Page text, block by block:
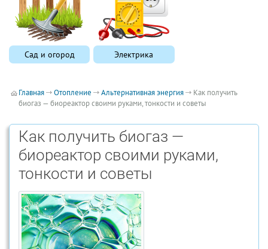
Сад и огород Электрика
Главная Отопление Альтернативная энергия
Как получить
биогаз — биореактор своими руками, тонкости и советы
Как получить биогаз —
биореактор своими руками,
тонкости и советы